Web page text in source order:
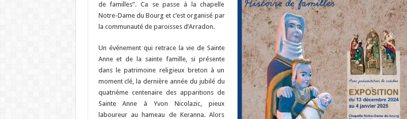
de familles”. Ca se passe à la chapelle
Notre-Dame du Bourg et c’est organisé par
la communauté de paroisses d’Arradon.
Un événement qui retrace la vie de Sainte
Anne et de la sainte famille, si présente
dans le patrimoine religieux breton à un
moment clé, la dernière année du jubilé du
quatrième centenaire des apparitions de
Sainte Anne à Yvon Nicolazic, pieux
laboureur au hameau de Keranna. Alors